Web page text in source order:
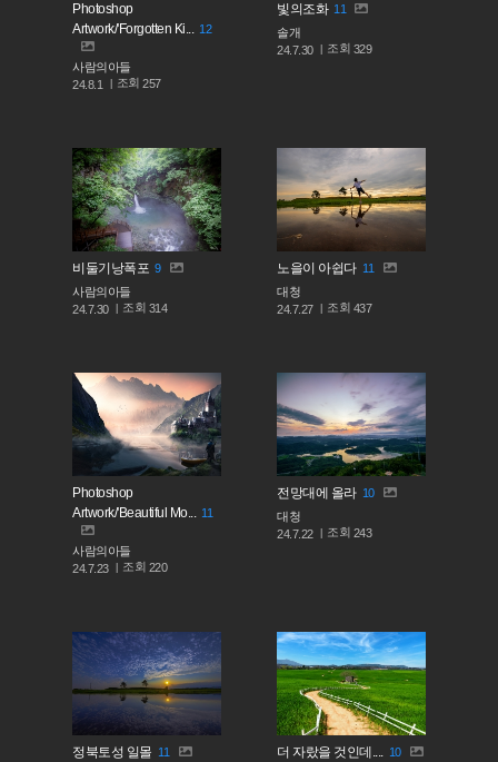
Photoshop
Artwork/'Forgotten Ki... 12
사람의아들
24.8.1
조회257
빛의조화 11
솔개
24.7.30
조회 329
비둘기낭폭포 9
사람의아들
24.7.30
조회 314
노을이 아쉽다 11
대청
24.7.27
조회 437
Photoshop
Artwork/'Beautiful Mo... 11
사람의아들
24.7.23
조회 220
전망대에 올라 10
대청
24.7.22
조회 243
정북토성 일몰 11
더 자랐을 것인데.... 10